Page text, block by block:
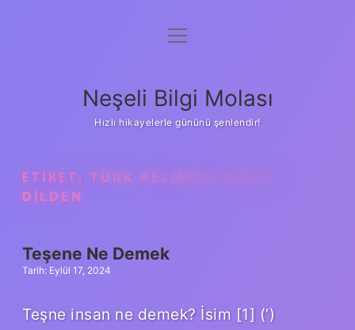
Anasayfa
Yasal Uyarı
menüyü
Neşeli Bilgi Molası
Hızlı hikayelerle gününü şenlendir!
ETIKET: TÜRK KELIMESI HANGI
DILDEN
Teşene Ne Demek
Tarih: Eylül 17, 2024
Teşne insan ne demek? İsim [1] (‘)